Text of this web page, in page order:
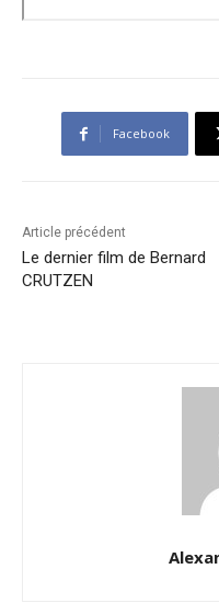
Facebook
Article précédent
Le dernier film de Bernard
CRUTZEN